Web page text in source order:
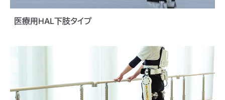
医療用HAL下肢タイプ